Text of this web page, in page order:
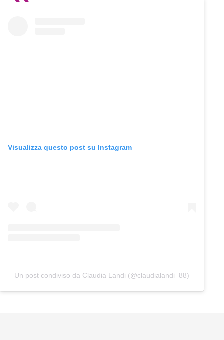
Visualizza questo post su Instagram
Un post condiviso da Claudia Landi (@claudialandi_88)